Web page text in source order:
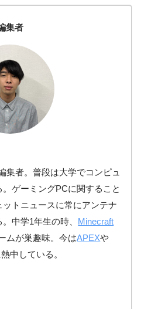
集者
集者。普段は大学でコンピュ
ゲーミングPCに関すること
トニュースに常にアンテナ
中学1年生の時、 Minecraft
ムが巣趣味。今はAPEXや
中している。